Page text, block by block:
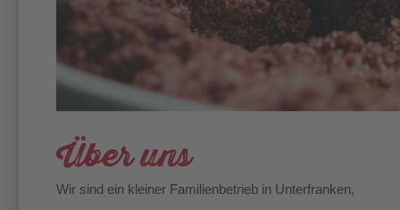
Über uns
Wir sind ein kleiner Familienbetrieb in Unterfranken,